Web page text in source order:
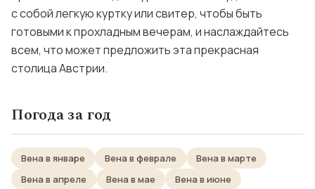
с собой легкую куртку или свитер, чтобы быть
готовыми к прохладным вечерам, и наслаждайтесь
всем, что может предложить эта прекрасная
столица Австрии.
Погода за год
Вена в январе Вена в феврале
Вена в марте
Вена в апреле
Вена в мае
Вена в июне